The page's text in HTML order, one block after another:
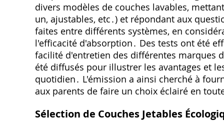
divers modèles de couches lavables,
un, ajustables, etc․) et répondant aux
faites entre différents systèmes, en
l'efficacité d'absorption․ Des tests ont été
facilité d'entretien des différentes marques
été diffusés pour illustrer les avantages et
quotidien․ L'émission a ainsi cherché à
aux parents de faire un choix éclairé en
Sélection de Couches Jetables